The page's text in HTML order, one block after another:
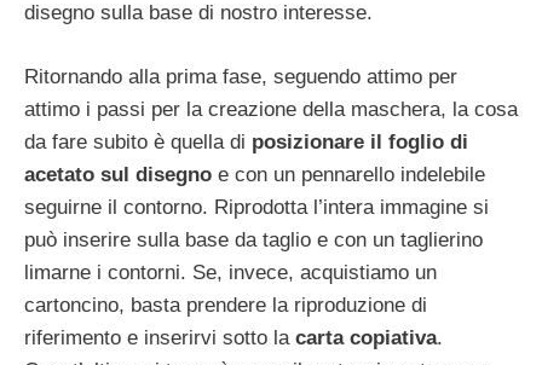
disegno sulla base di nostro interesse.
Ritornando alla prima fase, seguendo attimo per
attimo i passi per la creazione della maschera, la cosa
da fare subito è quella di posizionare il foglio di
acetato sul disegno e con un pennarello indelebile
seguirne il contorno. Riprodotta l’intera immagine si
può inserire sulla base da taglio e con un taglierino
limarne i contorni. Se, invece, acquistiamo un
cartoncino, basta prendere la riproduzione di
riferimento e inserirvi sotto la carta copiativa.